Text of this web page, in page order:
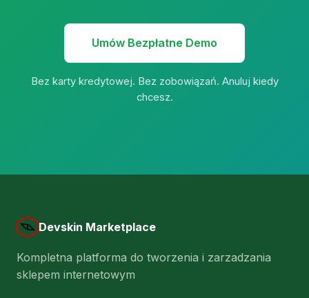
Umów Bezpłatne Demo
Bez karty kredytowej. Bez zobowiązań. Anuluj kiedy
chcesz.
Devskin Marketplace
Kompletna platforma do tworzenia i zarzadzania
sklepem internetowym